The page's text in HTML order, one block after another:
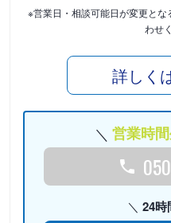
※営業日・相談可能日が変更と
わせ
詳しく
営業時
24時